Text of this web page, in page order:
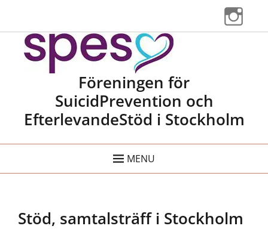
Spes Stockholm
Föreningen för
SuicidPrevention och
EfterlevandeStöd i Stockholm
MENU
Stöd, samtalsträff i Stockholm